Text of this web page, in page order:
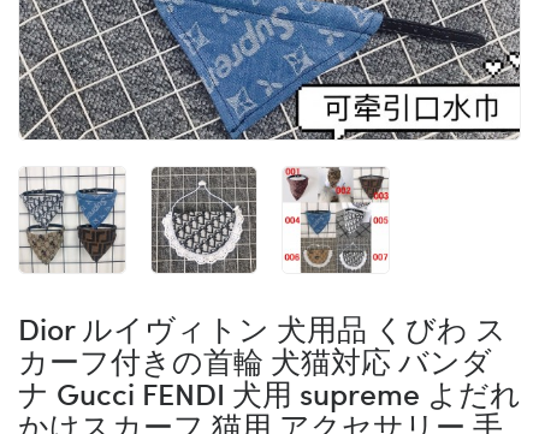
Dior ルイヴィトン 犬用品 くびわ ス
カーフ付きの首輪 犬猫対応 バンダ
ナ Gucci FENDI 犬用 supreme よだれ
かけスカーフ 猫用 アクセサリー 手